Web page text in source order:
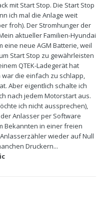
mit Start Stop. Die Start Stop
ich mal die Anlage weit
froh). Der Stromhunger der
aktueller Familien-Hyundai
eine neue AGM Batterie, weil
Start Stop zu gewährleisten
QTEK-Ladegerät hat
war die einfach zu schlapp,
Aber eigentlich schalte ich
nach jedem Motorstart aus.
ich nicht aussprechen),
Anlasser per Software
Bekannten in einer freien
wieder auf Null
Druckern...